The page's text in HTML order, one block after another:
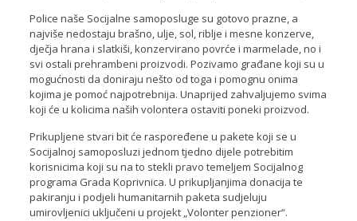
Police naše Socijalne samoposluge su gotovo prazne, a
najviše nedostaju brašno, ulje, sol, riblje i mesne konzerve,
dječja hrana i slatkiši, konzervirano povrće i marmelade, no i
svi ostali prehrambeni proizvodi. Pozivamo građane koji su u
mogućnosti da doniraju nešto od toga i pomognu onima
kojima je pomoć najpotrebnija. Unaprijed zahvaljujemo svima
koji će u kolicima naših volontera ostaviti poneki proizvod.
Prikupljene stvari bit će raspoređene u pakete koji se u
Socijalnoj samoposluzi jednom tjedno dijele potrebitim
korisnicima koji su na to stekli pravo temeljem Socijalnog
programa Grada Koprivnica. U prikupljanjima donacija te
pakiranju i podjeli humanitarnih paketa sudjeluju
umirovljenici uključeni u projekt „Volonter penzioner“.